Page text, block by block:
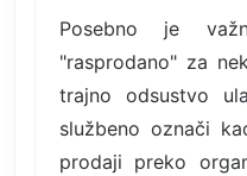
Posebno je
"rasprodano" za
trajno odsustvo
službeno označi
prodaji preko